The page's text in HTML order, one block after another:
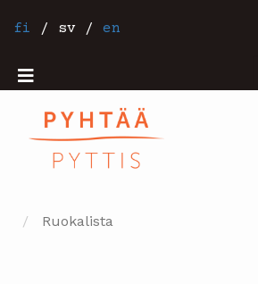
tillfi / sv / en
Mobiilivalikko
Ruokalista